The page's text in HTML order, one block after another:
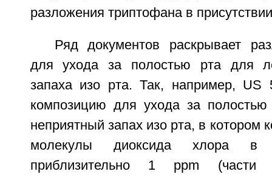
разложения триптофана в
Ряд документов раскрывает
для ухода за полостью рта для
запаха изо рта. Так, например, US
композицию для ухода за
неприятный запах изо рта, в котором
молекулы диоксида хлора в
приблизительно 1 ppm